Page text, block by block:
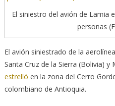
El siniestro del avión de Lamia
personas
El avión siniestrado de la
Santa Cruz de la Sierra (Bolivia) y
estrelló en la zona del Cerro
colombiano de Antioquia.